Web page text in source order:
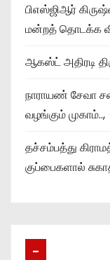
பிஎஸ்ஜிஆர்
மன்றத் தொடக்க
ஆகஸ்ட் அதிரடி
நாராயண் சேவா
வழங்கும் முகாம்..,
தச்சம்பத்து
குப்பைகளால்
–